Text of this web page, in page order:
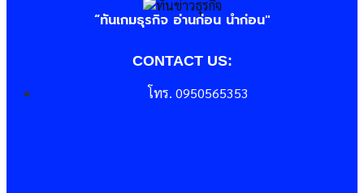
“ทันเกมธุรกิจ อ่านก่อน นำก่อน"
CONTACT US:
โทร. 0950565353